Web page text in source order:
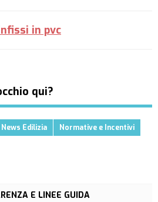
in pvc
qui?
News Edilizia Normative e Incentivi
E LINEE GUIDA